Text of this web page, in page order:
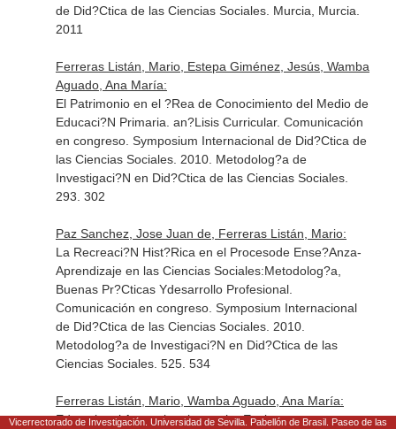
de Did?Ctica de las Ciencias Sociales. Murcia, Murcia.
2011
Ferreras Listán, Mario, Estepa Giménez, Jesús, Wamba
Aguado, Ana María:
El Patrimonio en el ?Rea de Conocimiento del Medio de
Educaci?N Primaria. an?Lisis Curricular. Comunicación
en congreso. Symposium Internacional de Did?Ctica de
las Ciencias Sociales. 2010. Metodolog?a de
Investigaci?N en Did?Ctica de las Ciencias Sociales.
293. 302
Paz Sanchez, Jose Juan de, Ferreras Listán, Mario:
La Recreaci?N Hist?Rica en el Procesode Ense?Anza-
Aprendizaje en las Ciencias Sociales:Metodolog?a,
Buenas Pr?Cticas Ydesarrollo Profesional.
Comunicación en congreso. Symposium Internacional
de Did?Ctica de las Ciencias Sociales. 2010.
Metodolog?a de Investigaci?N en Did?Ctica de las
Ciencias Sociales. 525. 534
Ferreras Listán, Mario, Wamba Aguado, Ana María:
Educational Approximation to the Environment
Vicerrectorado de Investigación. Universidad de Sevilla. Pabellón de Brasil. Paseo de las